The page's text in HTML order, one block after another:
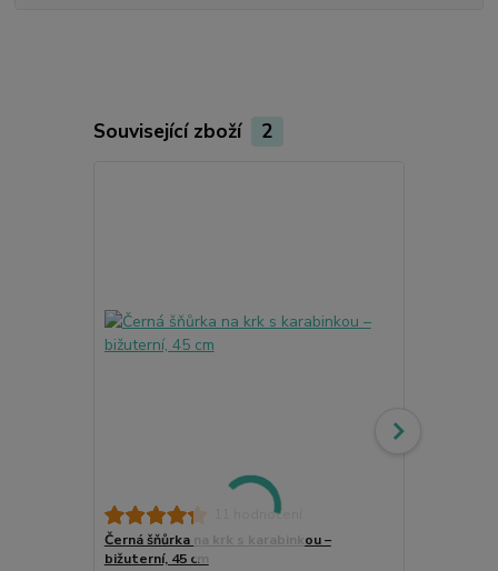
Související zboží 2
11 hodnocení
Černá šňůrka na krk s karabinkou –
bižuterní, 45 cm